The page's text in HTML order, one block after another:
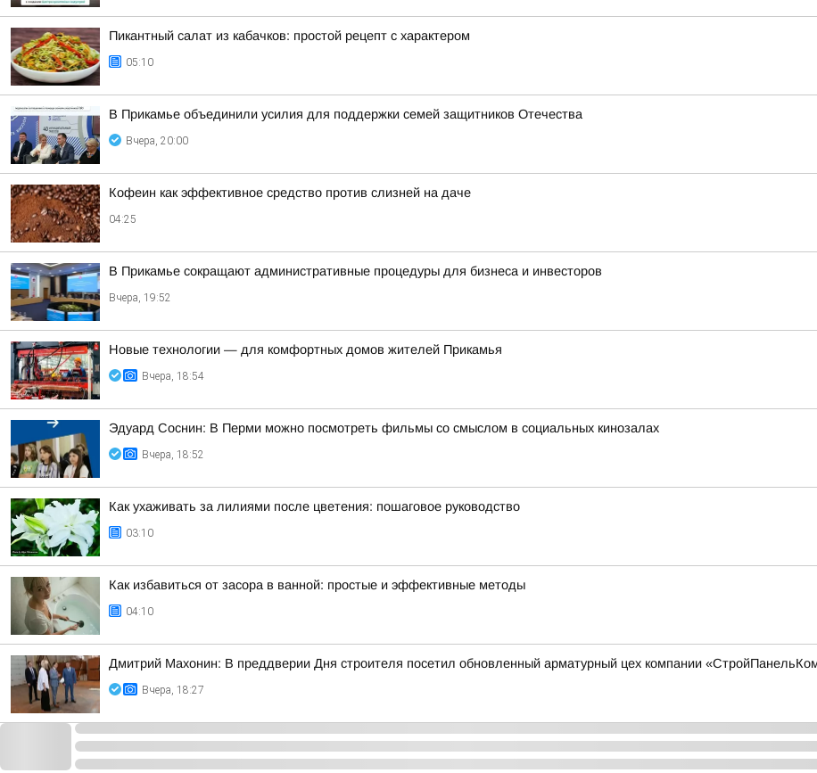
Пикантный салат из кабачков: простой рецепт с характером
05:10
В Прикамье объединили усилия для поддержки семей защитников Отечества
Вчера, 20:00
Кофеин как эффективное средство против слизней на даче
04:25
В Прикамье сокращают административные процедуры для бизнеса и инвесторов
Вчера, 19:52
Новые технологии — для комфортных домов жителей Прикамья
Вчера, 18:54
Эдуард Соснин: В Перми можно посмотреть фильмы со смыслом в социальных кинозалах
Вчера, 18:52
Как ухаживать за лилиями после цветения: пошаговое руководство
03:10
Как избавиться от засора в ванной: простые и эффективные методы
04:10
Дмитрий Махонин: В преддверии Дня строителя посетил обновленный арматурный цех компании
Вчера, 18:27